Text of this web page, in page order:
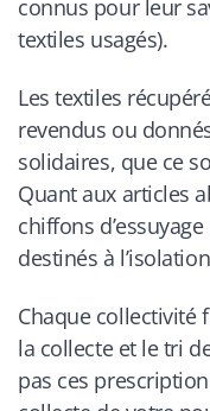
connus pour leur
textiles usagés).
Les textiles
revendus ou
solidaires, que ce
Quant aux articles
chiffons
destinés à
Chaque collectivité
la collecte et le tri
pas ces